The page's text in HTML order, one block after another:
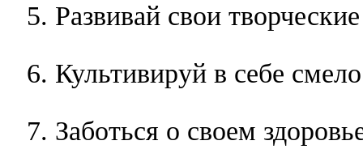
Развивай свои
Культивируй в себе
Заботься о своем